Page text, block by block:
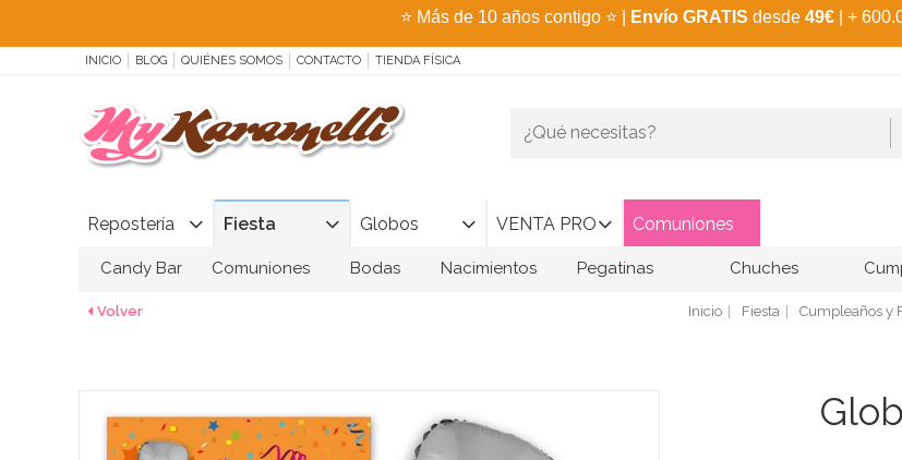
⭐ Más de 10 años contigo ⭐ Envío GRATIS desde 49€ | +
INICIO BLOG QUIÉNES SOMOS CONTACTO TIENDA FÍSICA
Repostería Fiesta Globos VENTA PRO Comuniones
Candy Bar Comuniones Bodas Nacimientos Pegatinas Chuches
Volver Inicio Fiesta Cumpleaños y